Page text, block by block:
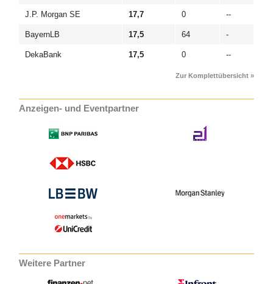
J.P. Morgan SE 17,7 0 --
BayernLB 17,5 64 -
DekaBank 17,5 0 --
Zur Komplettübersicht »
Anzeigen- und Eventpartner
Weitere Partner